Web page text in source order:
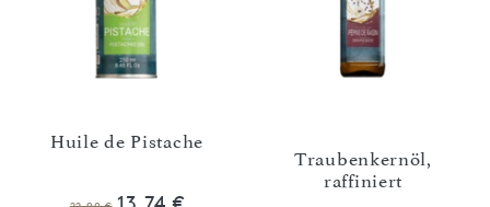
Huile de Pistache
Traubenkernöl,
raffiniert